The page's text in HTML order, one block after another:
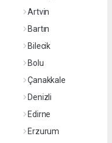
Artvin
Bartın
Bilecik
Bolu
Çanakkale
Denizli
Edirne
Erzurum